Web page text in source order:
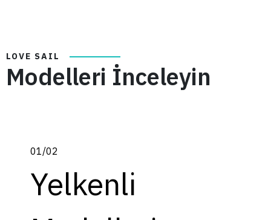
LOVE SAIL
Modelleri İnceleyin
01/02
Yelkenli